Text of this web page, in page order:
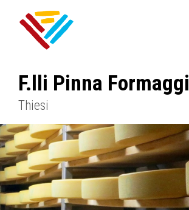
F.lli Pinna Formaggi
Thiesi